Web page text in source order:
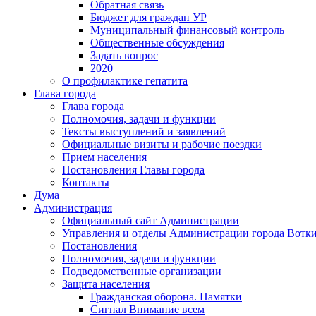
Обратная связь
Бюджет для граждан УР
Муниципальный финансовый контроль
Общественные обсуждения
Задать вопрос
2020
О профилактике гепатита
Глава города
Глава города
Полномочия, задачи и функции
Тексты выступлений и заявлений
Официальные визиты и рабочие поездки
Прием населения
Постановления Главы города
Контакты
Дума
Администрация
Официальный сайт Администрации
Управления и отделы Администрации города
Постановления
Полномочия, задачи и функции
Подведомственные организации
Защита населения
Гражданская оборона. Памятки
Сигнал Внимание всем